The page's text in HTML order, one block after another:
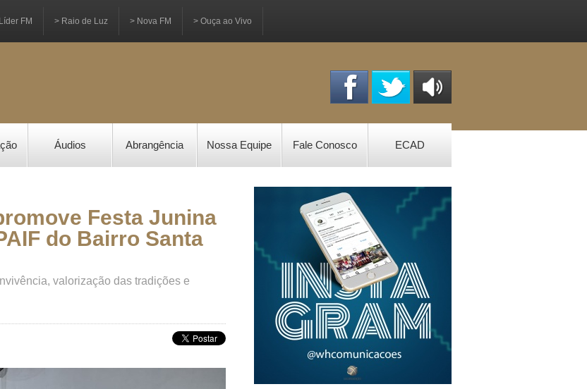
FM > Raio de Luz > Nova FM > Ouça ao Vivo
ONLINE
Áudios Abrangência Nossa Equipe Fale Conosco ECAD
Festa Junina
do Bairro Santa
valorização das tradições e